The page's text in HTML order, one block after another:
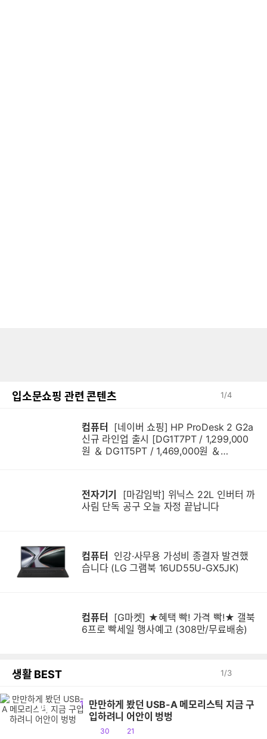
입소문쇼핑 관련 콘텐츠 1/4
컴퓨터
신규 라인업 출시 [DG1T7PT / 1,299,000
원 ＆ DG1T5PT / 1,469,000원 ＆
전자기기
사림 단독 공구 오늘 자정 끝납니다
컴퓨터
습니다 (LG 그램북 16UD55U-GX5JK)
컴퓨터
6프로 빡세일 행사예고 (308만/무료배송)
생활 BEST 1/3
1 만만하게 봤던 USB-A 메모리스틱 지금 구
입하려니 어안이 벙벙
공
30
댓
21
만